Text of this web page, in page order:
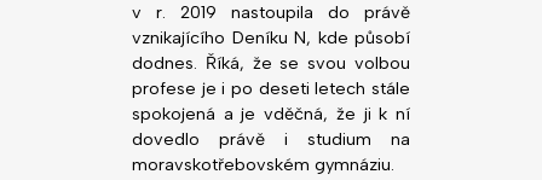
v r. 2019 nastoupila do právě
vznikajícího Deníku N, kde působí
dodnes. Říká, že se svou volbou
profese je i po deseti letech stále
spokojená a je vděčná, že ji k ní
dovedlo právě i studium na
moravskotřebovském gymnáziu.